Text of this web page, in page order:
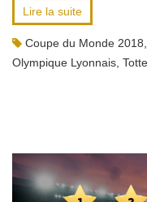
Lire la suite
Coupe du Monde 2018
Olympique Lyonnais